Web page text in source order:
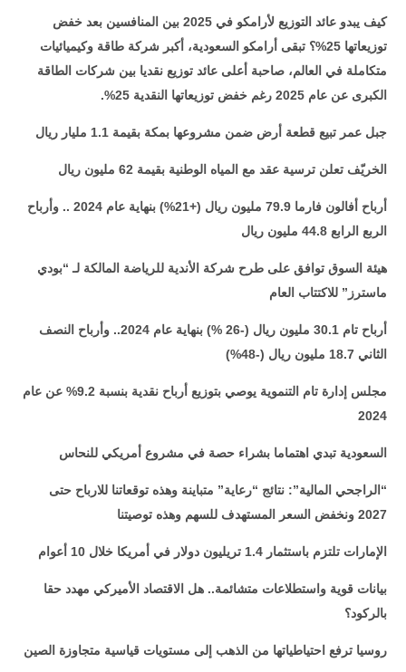
كيف يبدو عائد التوزيع لأرامكو في 2025 بين المنافسين بعد خفض
توزيعاتها 25%؟ تبقى أرامكو السعودية، أكبر شركة طاقة وكيميائيات
متكاملة في العالم، صاحبة أعلى عائد توزيع نقديا بين شركات الطاقة
الكبرى عن عام 2025 رغم خفض توزيعاتها النقدية 25%.
جبل عمر تبيع قطعة أرض ضمن مشروعها بمكة بقيمة 1.1 مليار ريال
الخريّف تعلن ترسية عقد مع المياه الوطنية بقيمة 62 مليون ريال
أرباح أفالون فارما 79.9 مليون ريال (+21%) بنهاية عام 2024 .. وأرباح
الربع الرابع 44.8 مليون ريال
هيئة السوق توافق على طرح شركة الأندية للرياضة المالكة لـ “بودي
ماسترز” للاكتتاب العام
أرباح تام 30.1 مليون ريال (-26 %) بنهاية عام 2024.. وأرباح النصف
الثاني 18.7 مليون ريال (-48%)
مجلس إدارة تام التنموية يوصي بتوزيع أرباح نقدية بنسبة 9.2% عن عام
2024
السعودية تبدي اهتماما بشراء حصة في مشروع أمريكي للنحاس
“الراجحي المالية”: نتائج “رعاية” متباينة وهذه توقعاتنا للارباح حتى
2027 ونخفض السعر المستهدف للسهم وهذه توصيتنا
الإمارات تلتزم باستثمار 1.4 تريليون دولار في أمريكا خلال 10 أعوام
بيانات قوية واستطلاعات متشائمة.. هل الاقتصاد الأميركي مهدد حقا
بالركود؟
روسيا ترفع احتياطياتها من الذهب إلى مستويات قياسية متجاوزة الصين